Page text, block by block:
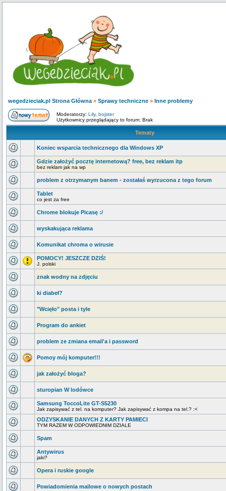
wegedzieciak.pl Strona Główna » Sprawy techniczne » Inne problemy
Moderatorzy: Lily, bojster
Użytkownicy przeglądający to forum: Brak
Tematy
Koniec wsparcia technicznego dla Windows XP
Gdzie założyć pocztę internetową? free, bez reklam itp
bez reklam jak na wp
problem z otrzymanym banem - zostałaś wyrzucona z tego forum
Tablet
co jest za free
Chrome blokuje Picasę :/
wyskakująca reklama
Komunikat chroma o wirusie
POMOCY! JESZCZE DZIŚ!
J. polski
znak wodny na zdjęciu
ki diabeł?
"Wcięło" posta i tyle
Program do ankiet
problem ze zmiana email'a i password
Pomoy mój komputer!!!
jak założyć bloga?
sturopian W lodówce
Samsung ToccoLite GT-S5230
Jak zapisywać z tel. na komputer? Jak zapisywać z kompa na tel.? :<
ODZYSKANIE DANYCH Z KARTY PAMIECI
TYM RAZEM W ODPOWIEDNIM DZIALE
Spam
Antywirus
jaki?
Opera i ruskie google
Powiadomienia mailowe o nowych postach